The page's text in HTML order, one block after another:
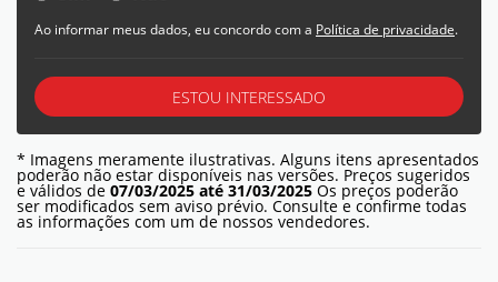
Ao informar meus dados, eu concordo com a Política de privacidade.
ESTOU INTERESSADO
* Imagens meramente ilustrativas. Alguns itens apresentados
poderão não estar disponíveis nas versões. Preços sugeridos
e válidos de 07/03/2025 até 31/03/2025 Os preços poderão
ser modificados sem aviso prévio. Consulte e confirme todas
as informações com um de nossos vendedores.